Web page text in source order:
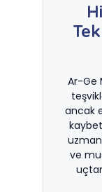
Ar-Ge
ancak
ve